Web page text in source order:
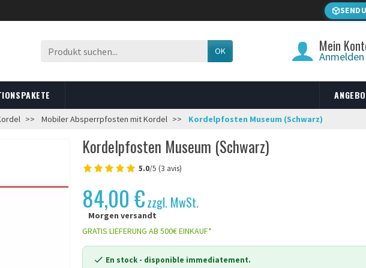
OK Mein
Anmelden
Mobiler Absperrpfosten mit Kordel Kordelpfosten Museum (Schwarz)
Kordelpfosten Museum (Schwarz)
5.0/5 (3 avis)
84,00 €zzgl. MwSt.
Morgen versandt
GRATIS LIEFERUNG AB 500€ EINKAUF*
En stock - disponible immediatement.